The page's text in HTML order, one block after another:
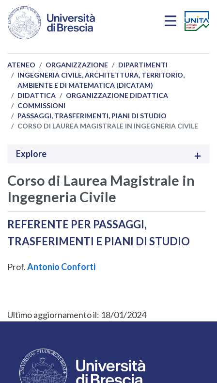
Salta al contenuto principale
ATENEO ORGANIZZAZIONE
DIPARTIMENTI
INGEGNERIA CIVILE, ARCHITETTURA, TERRITORIO,
AMBIENTE E DI MATEMATICA (DICATAM)
DIDATTICA
ORGANIZZAZIONE DIDATTICA
COMMISSIONI
PASSAGGI, TRASFERIMENTI, PIANI DI STUDIO
CORSO DI LAUREA MAGISTRALE IN INGEGNERIA CIVILE
Explore
Corso di Laurea Magistrale in
Ingegneria Civile
REFERENTE PER PASSAGGI,
TRASFERIMENTI E PIANI DI STUDIO
Prof.Antonio Conforti
Ultimo aggiornamento il: 18/01/2024